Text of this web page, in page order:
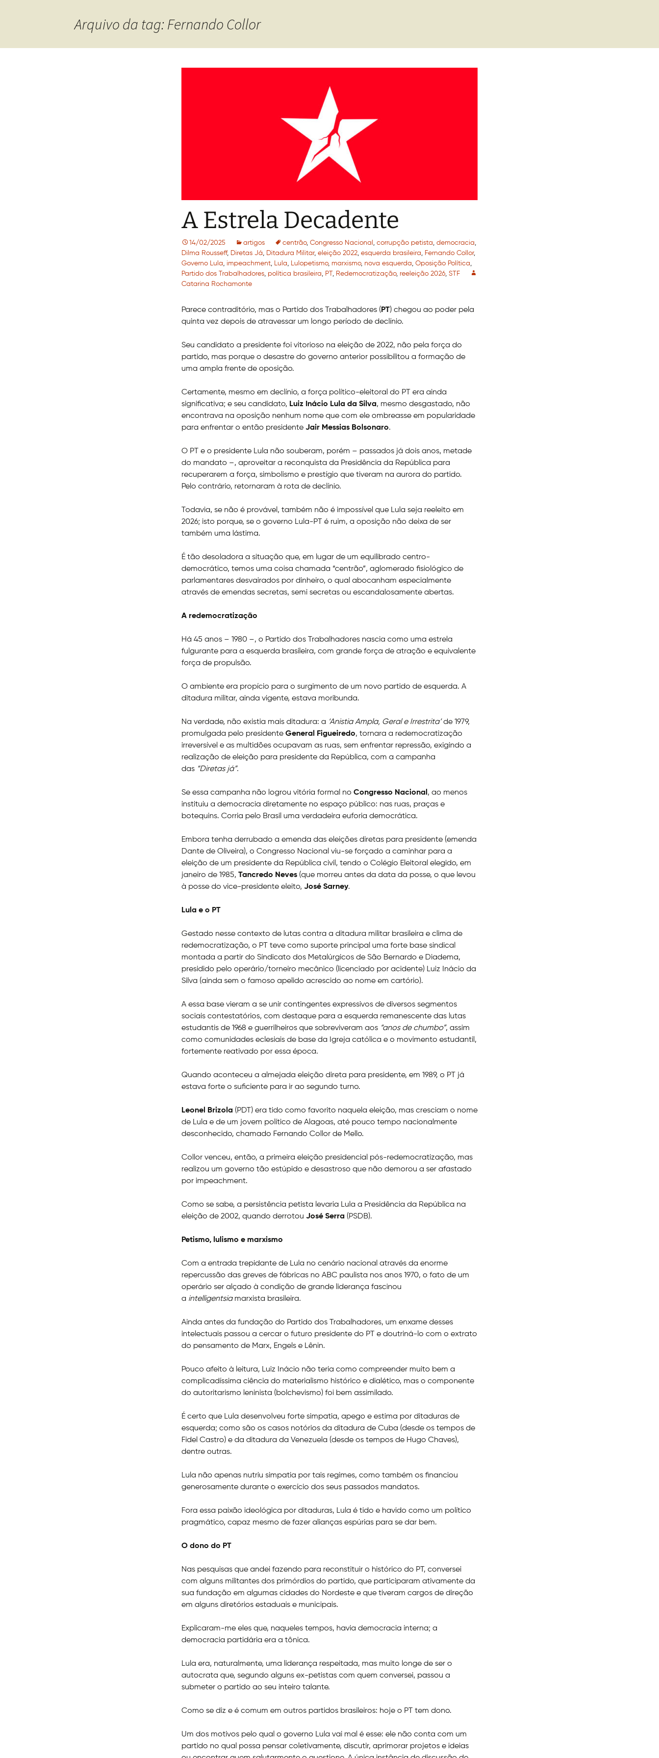
Arquivo da tag: Fernando Collor
A Estrela Decadente
14/02/2025 artigos centrão, Congresso Nacional , corrupção petista, democracia,
Dilma Rousseff, Diretas Já, Ditadura Militar, eleição 2022, esquerda brasileira, Fernando Collor,
Governo Lula, impeachment, Lula, Lulopetismo, marxismo, nova esquerda, Oposição Política,
Partido dos Trabalhadores, política brasileira, PT , Redemocratização, reeleição 2026, STF
Catarina Rochamonte
Parece contraditório, mas o Partido dos Trabalhadores ( PT) chegou ao poder pela
quinta vez depois de atravessar um longo período de declínio.
Seu candidato a presidente foi vitorioso na eleição de 2022, não pela força do
partido, mas porque o desastre do governo anterior possibilitou a formação de
uma ampla frente de oposição.
Certamente, mesmo em declínio, a força político-eleitoral do PT era ainda
significativa; e seu candidato, Luiz Inácio Lula da Silva, mesmo desgastado, não
encontrava na oposição nenhum nome que com ele ombreasse em popularidade
para enfrentar o então presidente Jair Messias Bolsonaro.
O PT e o presidente Lula não souberam, porém – passados já dois anos, metade
do mandato –, aproveitar a reconquista da Presidência da República para
recuperarem a força, simbolismo e prestígio que tiveram na aurora do partido.
Pelo contrário, retornaram à rota de declínio.
Todavia, se não é provável, também não é impossível que Lula seja reeleito em
2026; isto porque, se o governo Lula-PT é ruim, a oposição não deixa de ser
também uma lástima.
É tão desoladora a situação que, em lugar de um equilibrado centro-
democrático, temos uma coisa chamada “centrão”, aglomerado fisiológico de
parlamentares desvairados por dinheiro, o qual abocanham especialmente
através de emendas secretas, semi secretas ou escandalosamente abertas.
A redemocratização
Há 45 anos – 1980 –, o Partido dos Trabalhadores nascia como uma estrela
fulgurante para a esquerda brasileira, com grande força de atração e equivalente
força de propulsão.
O ambiente era propício para o surgimento de um novo partido de esquerda. A
ditadura militar, ainda vigente, estava moribunda.
Na verdade, não existia mais ditadura: a ‘Anistia Ampla, Geral e Irrestrita’de 1979,
promulgada pelo presidente General Figueiredo, tornara a redemocratização
irreversível e as multidões ocupavam as ruas, sem enfrentar repressão, exigindo a
realização de eleição para presidente da República, com a campanha
das “Diretas já”.
Se essa campanha não logrou vitória formal no Congresso Nacional , ao menos
instituiu a democracia diretamente no espaço público: nas ruas, praças e
botequins. Corria pelo Brasil uma verdadeira euforia democrática.
Embora tenha derrubado a emenda das eleições diretas para presidente (emenda
Dante de Oliveira), o Congresso Nacional viu-se forçado a caminhar para a
eleição de um presidente da República civil, tendo o Colégio Eleitoral elegido, em
janeiro de 1985, Tancredo Neves (que morreu antes da data da posse, o que levou
à posse do vice-presidente eleito, José Sarney.
Lula e o PT
Gestado nesse contexto de lutas contra a ditadura militar brasileira e clima de
redemocratização, o PT teve como suporte principal uma forte base sindical
montada a partir do Sindicato dos Metalúrgicos de São Bernardo e Diadema,
presidido pelo operário/torneiro mecânico (licenciado por acidente) Luiz Inácio da
Silva (ainda sem o famoso apelido acrescido ao nome em cartório).
A essa base vieram a se unir contingentes expressivos de diversos segmentos
sociais contestatórios, com destaque para a esquerda remanescente das lutas
estudantis de 1968 e guerrilheiros que sobreviveram aos “anos de chumbo”, assim
como comunidades eclesiais de base da Igreja católica e o movimento estudantil,
fortemente reativado por essa época.
Quando aconteceu a almejada eleição direta para presidente, em 1989, o PT já
estava forte o suficiente para ir ao segundo turno.
Leonel Brizola (PDT) era tido como favorito naquela eleição, mas cresciam o nome
de Lula e de um jovem político de Alagoas, até pouco tempo nacionalmente
desconhecido, chamado Fernando Collor de Mello.
Collor venceu, então, a primeira eleição presidencial pós-redemocratização, mas
realizou um governo tão estúpido e desastroso que não demorou a ser afastado
por impeachment.
Como se sabe, a persistência petista levaria Lula a Presidência da República na
eleição de 2002, quando derrotou José Serra (PSDB).
Petismo, lulismo e marxismo
Com a entrada trepidante de Lula no cenário nacional através da enorme
repercussão das greves de fábricas no ABC paulista nos anos 1970, o fato de um
operário ser alçado à condição de grande liderança fascinou
a intelligentsiamarxista brasileira.
Ainda antes da fundação do Partido dos Trabalhadores, um enxame desses
intelectuais passou a cercar o futuro presidente do PT e doutriná-lo com o extrato
do pensamento de Marx, Engels e Lênin.
Pouco afeito à leitura, Luiz Inácio não teria como compreender muito bem a
complicadíssima ciência do materialismo histórico e dialético, mas o componente
do autoritarismo leninista (bolchevismo) foi bem assimilado.
É certo que Lula desenvolveu forte simpatia, apego e estima por ditaduras de
esquerda; como são os casos notórios da ditadura de Cuba (desde os tempos de
Fidel Castro) e da ditadura da Venezuela (desde os tempos de Hugo Chaves),
dentre outras.
Lula não apenas nutriu simpatia por tais regimes, como também os financiou
generosamente durante o exercício dos seus passados mandatos.
Fora essa paixão ideológica por ditaduras, Lula é tido e havido como um político
pragmático, capaz mesmo de fazer alianças espúrias para se dar bem.
O dono do PT
Nas pesquisas que andei fazendo para reconstituir o histórico do PT, conversei
com alguns militantes dos primórdios do partido, que participaram ativamente da
sua fundação em algumas cidades do Nordeste e que tiveram cargos de direção
em alguns diretórios estaduais e municipais.
Explicaram-me eles que, naqueles tempos, havia democracia interna; a
democracia partidária era a tônica.
Lula era, naturalmente, uma liderança respeitada, mas muito longe de ser o
autocrata que, segundo alguns ex-petistas com quem conversei, passou a
submeter o partido ao seu inteiro talante.
Como se diz e é comum em outros partidos brasileiros: hoje o PT tem dono.
Um dos motivos pelo qual o governo Lula vai mal é esse: ele não conta com um
partido no qual possa pensar coletivamente, discutir, aprimorar projetos e ideias